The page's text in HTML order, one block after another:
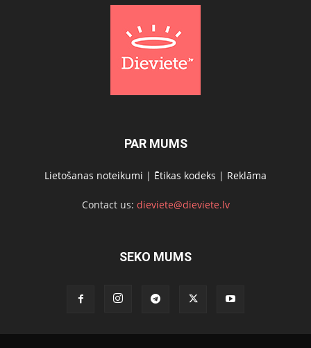
PAR MUMS
Lietošanas noteikumi | Ētikas kodeks | Reklāma
Contact us: dieviete@dieviete.lv
SEKO MUMS